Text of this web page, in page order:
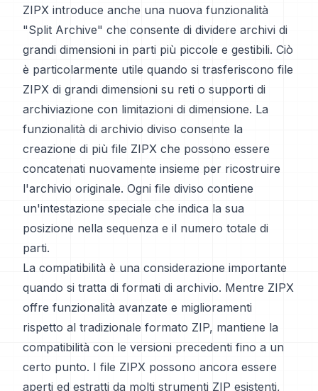
ZIPX introduce anche una nuova funzionalità
"Split Archive" che consente di dividere archivi di
grandi dimensioni in parti più piccole e gestibili. Ciò
è particolarmente utile quando si trasferiscono file
ZIPX di grandi dimensioni su reti o supporti di
archiviazione con limitazioni di dimensione. La
funzionalità di archivio diviso consente la
creazione di più file ZIPX che possono essere
concatenati nuovamente insieme per ricostruire
l'archivio originale. Ogni file diviso contiene
un'intestazione speciale che indica la sua
posizione nella sequenza e il numero totale di
parti.
La compatibilità è una considerazione importante
quando si tratta di formati di archivio. Mentre ZIPX
offre funzionalità avanzate e miglioramenti
rispetto al tradizionale formato ZIP, mantiene la
compatibilità con le versioni precedenti fino a un
certo punto. I file ZIPX possono ancora essere
aperti ed estratti da molti strumenti ZIP esistenti,